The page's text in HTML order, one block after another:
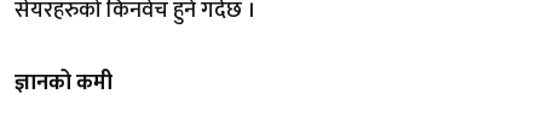
सेयरहरुको किनवेच हुने गर्दछ ।
ज्ञानको कमी